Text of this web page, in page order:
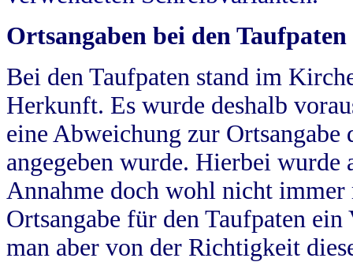
Ortsangaben bei den Taufpaten
Bei den Taufpaten stand im
Herkunft. Es wurde deshalb
eine Abweichung zur
angegeben wurde. Hierbei wurde
Annahme doch wohl nicht
Ortsangabe für den Taufpaten
man aber von der Richtigkeit